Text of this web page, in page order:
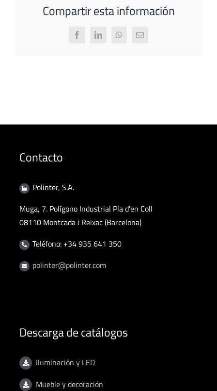
Compartir esta información
FacebookLinkedInWhatsApp
Email
Contacto
Polinter, S.A.
Muga, 7. Polígono Industrial Pla d'en Coll
08110 Montcada i Reixac (Barcelona)
Teléfono: +34 935 641 350
polinter@polinter.com
Descarga de catálogos
Iluminación y LED
Mueble y decoración